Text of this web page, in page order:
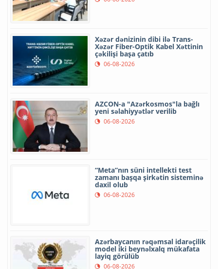
Xəzər dənizinin dibi ilə Trans-
Xəzər Fiber-Optik Kabel Xəttinin
çəkilişi başa çatıb
06-08-2026
AZCON-a "Azərkosmos"la bağlı
yeni səlahiyyətlər verilib
06-08-2026
“Meta”nın süni intellekti test
zamanı başqa şirkətin sisteminə
daxil olub
06-08-2026
Azərbaycanın rəqəmsal idarəçilik
model iki beynəlxalq mükafata
layiq görülüb
06-08-2026